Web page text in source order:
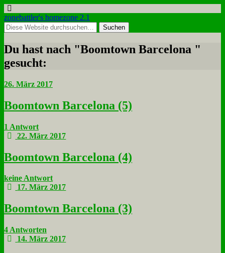
zonebattler's homezone 2.1
Du hast nach "Boomtown Barcelona "
gesucht:
26. März 2017
Boom­town Bar­ce­lo­na (5)
1 Antwort
22. März 2017
Boom­town Bar­ce­lo­na (4)
keine Antwort
17. März 2017
Boom­town Bar­ce­lo­na (3)
4 Antworten
14. März 2017